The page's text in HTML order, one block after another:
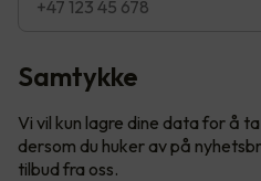
Samtykke
Vi vil kun lagre dine data for å
dersom du huker av på
tilbud fra oss.